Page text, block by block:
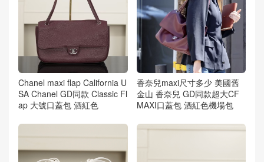
Chanel maxi flap California U
SA Chanel GD同款 Classic Fl
ap 大號口蓋包 酒紅色
香奈兒maxi尺寸多少 美國舊
金山 香奈兒 GD同款超大CF
MAXI口蓋包 酒紅色機場包